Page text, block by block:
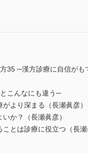
35 ─漢方診療に自信が
こんなにも違う─
より深まる（長瀬眞彦）
か？（長瀬眞彦）
とは診療に役立つ（長瀬